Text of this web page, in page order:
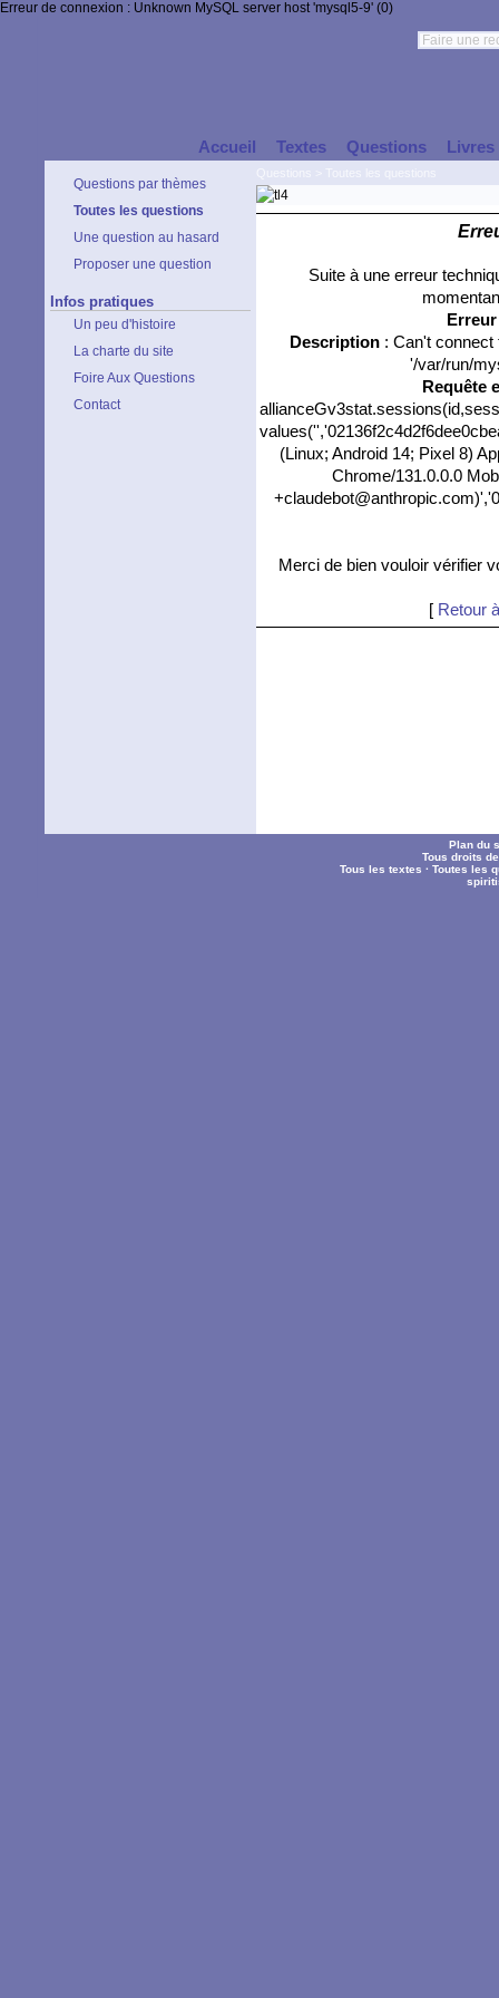
Erreur de connexion : Unknown MySQL server host 'mysql5-9' (0)
Accueil Textes Questions Livres
Questions par thèmes
Toutes les questions
Une question au hasard
Proposer une question
Infos pratiques
Un peu d'histoire
La charte du site
Foire Aux Questions
Contact
Suite à une erreur
Description: Can't connect
'/var/run/
Requête
(Linux; Android 14; Pixel 8)
Chrome/131.0.0.0
Merci de bien vouloir vérifier
[ Retour
Plan du
Tous droits
Tous les textes ·Toutes les